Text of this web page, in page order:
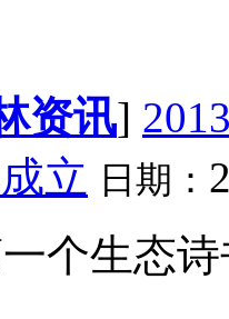
资讯]
立 日期：
个生态